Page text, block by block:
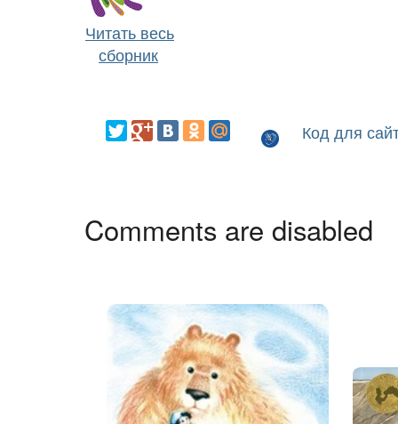
Читать весь
сборник
Код для
Comments are disabled